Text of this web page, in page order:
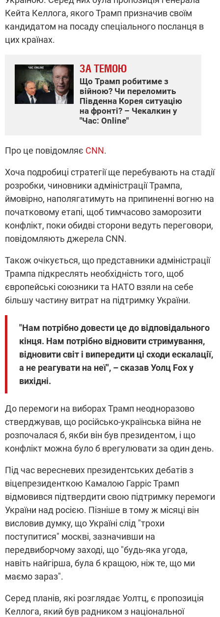
Кейта Келлога, якого Трамп призначив своїм
кандидатом на посаду спеціального посланця в
цих країнах.
ЗА ТЕМОЮ
Що Трамп робитиме з
війною? Чи переломить
Південна Корея ситуацію
на фронті? – Чекалкин у
"Час: Online"
Про це повідомляє CNN.
Хоча подробиці стратегії ще перебувають на стадії
розробки, чиновники адміністрації Трампа,
ймовірно, наполягатимуть на припиненні вогню на
початковому етапі, щоб тимчасово заморозити
конфлікт, поки обидві сторони ведуть переговори,
повідомляють джерела CNN.
Також очікується, що представники адміністрації
Трампа підкреслять необхідність того, щоб
європейські союзники та НАТО взяли на себе
більшу частину витрат на підтримку України.
"Нам потрібно довести це до відповідального
кінця. Нам потрібно відновити стримування,
відновити світ і випередити ці сходи ескалації,
а не реагувати на неї", – сказав Уолц Fox у
вихідні.
До перемоги на виборах Трамп неодноразово
стверджував, що російсько-українська війна не
розпочалася б, якби він був президентом, і що
конфлікт можна було б врегулювати за один день.
Під час вересневих президентських дебатів з
віцепрезиденткою Камалою Гарріс Трамп
відмовився підтвердити свою підтримку перемоги
України над росією. Пізніше в тому ж місяці він
висловив думку, що Україні слід "трохи
поступитися" москві, зазначивши на
передвиборчому заході, що "будь-яка угода,
навіть найгірша, була б кращою, ніж те, що ми
маємо зараз".
Серед планів, які розглядає Уолтц, є пропозиція
Келлога, який був радником з національної